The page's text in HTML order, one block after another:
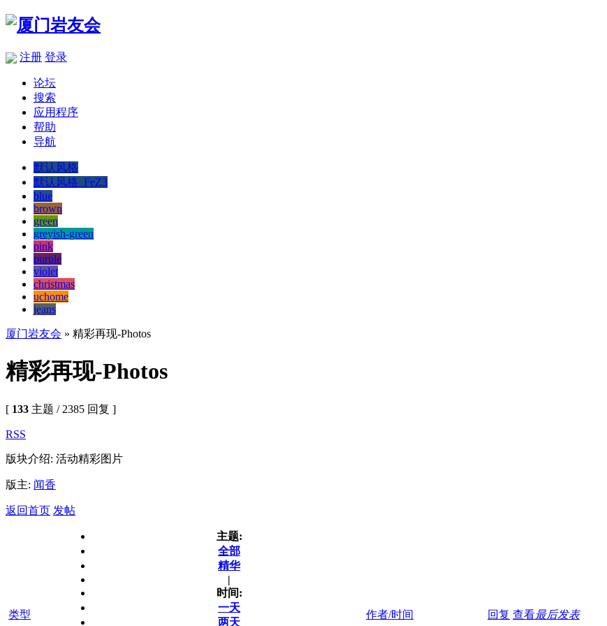
注册 登录
论坛
搜索
应用程序
帮助
导航
默认风格
默认风格_FeZ3
blue
brown
green
greyish-green
pink
purple
violet
christmas
uchome
jeans
厦门岩友会 » 精彩再现-Photos
精彩再现-Photos
[ 133 主题 / 2385 回复 ]
RSS
版块介绍: 活动精彩图片
版主: 闻香
返回首页 发帖
类型
主题:
全部
精华
|
时间:
一天
两天
作者/时间 回复 查看最后发表